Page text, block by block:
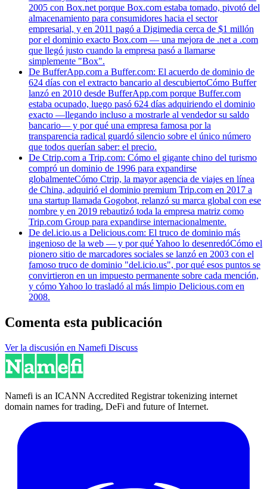
2005 con Box.net porque Box.com estaba tomado, pivotó del
almacenamiento para consumidores hacia el sector
empresarial, y en 2011 pagó a Digimedia cerca de $1 millón
por el dominio exacto Box.com — una mejora de .net a .com
que llegó justo cuando la empresa pasó a llamarse
simplemente "Box".
De BufferApp.com a Buffer.com: El acuerdo de dominio de
624 días con el extracto bancario al descubiertoCómo Buffer
lanzó en 2010 desde BufferApp.com porque Buffer.com
estaba ocupado, luego pasó 624 días adquiriendo el dominio
exacto —llegando incluso a mostrarle al vendedor su saldo
bancario— y por qué una empresa famosa por la
transparencia radical guardó silencio sobre el único número
que todos querían saber: el precio.
De Ctrip.com a Trip.com: Cómo el gigante chino del turismo
compró un dominio de 1996 para expandirse
globalmenteCómo Ctrip, la mayor agencia de viajes en línea
de China, adquirió el dominio premium Trip.com en 2017 a
una startup llamada Gogobot, relanzó su marca global con ese
nombre y en 2019 rebautizó toda la empresa matriz como
Trip.com Group para expandirse internacionalmente.
De del.icio.us a Delicious.com: El truco de dominio más
ingenioso de la web — y por qué Yahoo lo desenredóCómo el
pionero sitio de marcadores sociales se lanzó en 2003 con el
famoso truco de dominio "del.icio.us", por qué esos puntos se
convirtieron en un impuesto permanente sobre cada mención,
y cómo Yahoo lo trasladó al más limpio Delicious.com en
2008.
Comenta esta publicación
Ver la discusión en Namefi Discuss
Namefi is an ICANN Accredited Registrar tokenizing internet
domain names for trading, DeFi and future of Internet.